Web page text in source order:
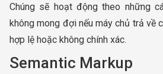
Chúng sẽ hoạt động theo những
không mong đợi nếu máy chủ trả về
hợp lệ hoặc không chính xác.
Semantic Markup